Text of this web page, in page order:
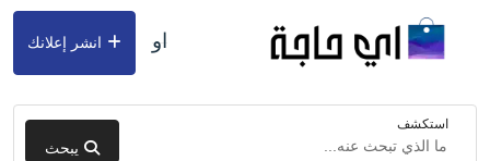
استكشف
يبحث
او انشر إعلانك